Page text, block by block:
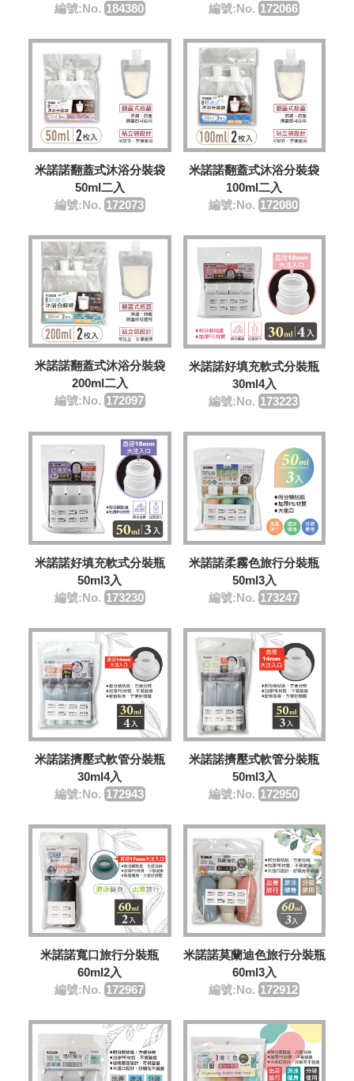
編號:No. 184380 編號:No. 172066
米諾諾翻蓋式沐浴分裝袋
50ml二入
編號:No. 172073
米諾諾翻蓋式沐浴分裝袋
100ml二入
編號:No. ​172080
米諾諾翻蓋式沐浴分裝袋
200ml二入
編號:No. ​172097
米諾諾好填充軟式分裝瓶
30ml4入
編號:No. 173223
米諾諾好填充軟式分裝瓶
50ml3入
編號:No. 173230
米諾諾柔霧色旅行分裝瓶
50ml3入
編號:No. 173247
米諾諾擠壓式軟管分裝瓶
30ml4入
編號:No. 172943
米諾諾擠壓式軟管分裝瓶
50ml3入
編號:No. 172950
米諾諾寬口旅行分裝瓶
60ml2入
編號:No. 172967
米諾諾莫蘭迪色旅行分裝瓶
60ml3入
編號:No. 172912